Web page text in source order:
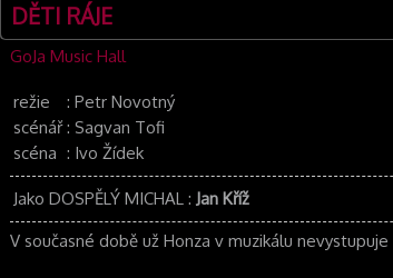
DĚTI RÁJE
GoJa Music Hall
režie : Petr Novotný
scénář : Sagvan Tofi
scéna : Ivo Žídek
Jako DOSPĚLÝ MICHAL : Jan Kříž
V současné době už Honza v muzikálu nevystupuje